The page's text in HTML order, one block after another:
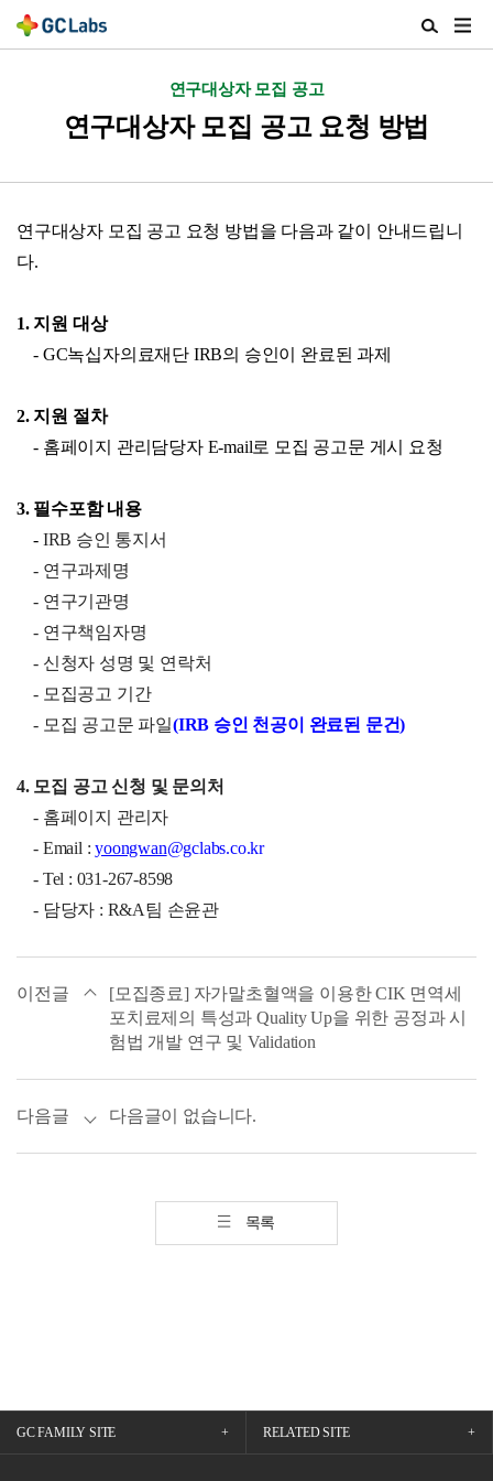
검
색
연구대상자 모집 공고
연구대상자 모집 공고 요청 방법
연구대상자 모집 공고 요청 방법을 다음과 같이 안내드립니
다.
1. 지원 대상
- GC녹십자의료재단 IRB의 승인이 완료된 과제
2. 지원 절차
- 홈페이지 관리담당자 E-mail로 모집 공고문 게시 요청
3. 필수포함 내용
- IRB 승인 통지서
- 연구과제명
- 연구기관명
- 연구책임자명
- 신청자 성명 및 연락처
- 모집공고 기간
- 모집 공고문 파일(IRB 승인 천공이 완료된 문건)
4. 모집 공고 신청 및 문의처
- 홈페이지 관리자
- Email :yoongwan@gclabs.co.kr
- Tel : 031-267-8598
- 담당자 : R&A팀 손윤관
이전글 [모집종료] 자가말초혈액을 이용한 CIK 면역세
포치료제의 특성과 Quality Up을 위한 공정과 시
험법 개발 연구 및 Validation
다음글 다음글이 없습니다.
목록
GC FAMILY SITE RELATED SITE